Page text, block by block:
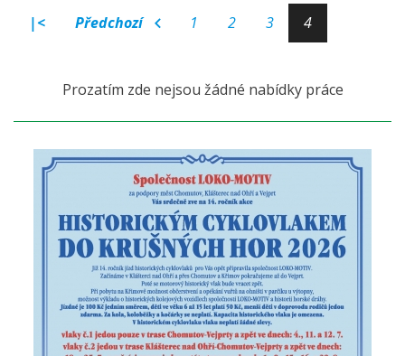
|< Předchozí 1 2 3 4
Prozatím zde nejsou žádné nabídky práce